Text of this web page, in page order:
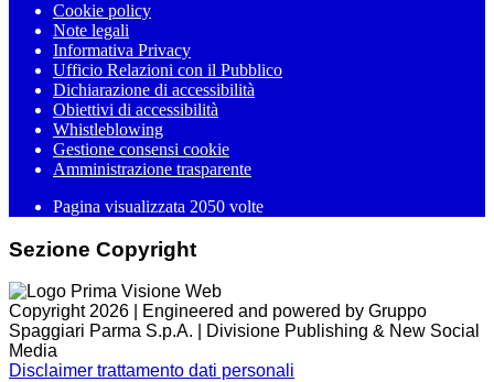
Cookie policy
Note legali
Informativa Privacy
Ufficio Relazioni con il Pubblico
Dichiarazione di accessibilità
Obiettivi di accessibilità
Whistleblowing
Gestione consensi cookie
Amministrazione trasparente
Pagina visualizzata 2050 volte
Sezione Copyright
Copyright 2026 | Engineered and powered by Gruppo
Spaggiari Parma S.p.A. | Divisione Publishing & New Social
Media
Disclaimer trattamento dati personali